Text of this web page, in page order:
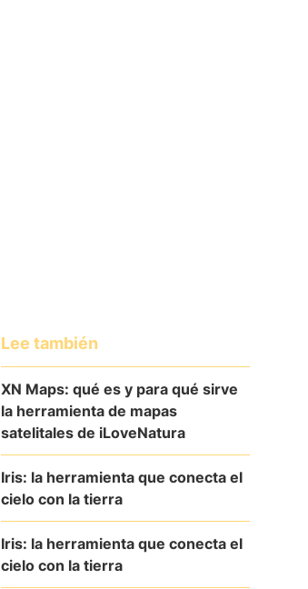
Lee también
XN Maps: qué es y para qué sirve
la herramienta de mapas
satelitales de iLoveNatura
Iris: la herramienta que conecta el
cielo con la tierra
Iris: la herramienta que conecta el
cielo con la tierra